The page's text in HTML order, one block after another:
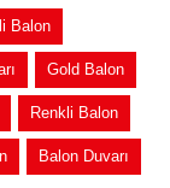
Balon
Gold Balon
Renkli Balon
Balon Duvarı